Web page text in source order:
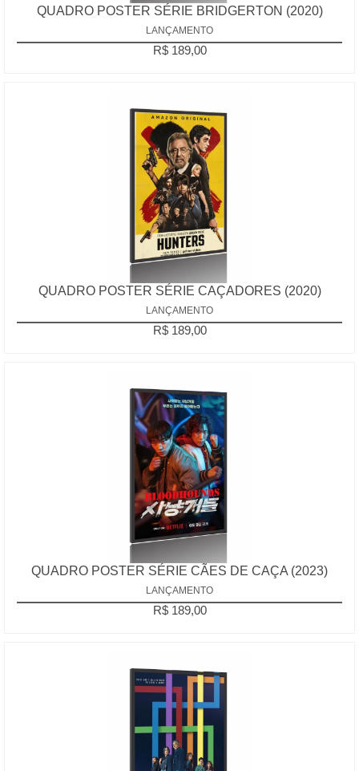
QUADRO POSTER SÉRIE BRIDGERTON (2020)
LANÇAMENTO
R$ 189,00
QUADRO POSTER SÉRIE CAÇADORES (2020)
LANÇAMENTO
R$ 189,00
QUADRO POSTER SÉRIE CÃES DE CAÇA (2023)
LANÇAMENTO
R$ 189,00